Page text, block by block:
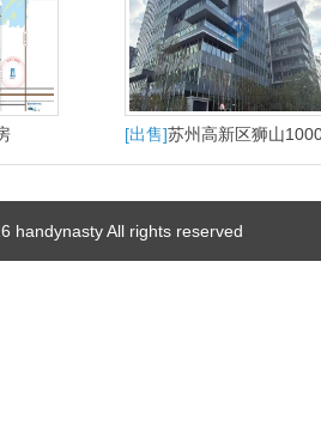
[出售]苏州高新区狮山
大平层户型适合研发办公
产
handynasty All rights reserved